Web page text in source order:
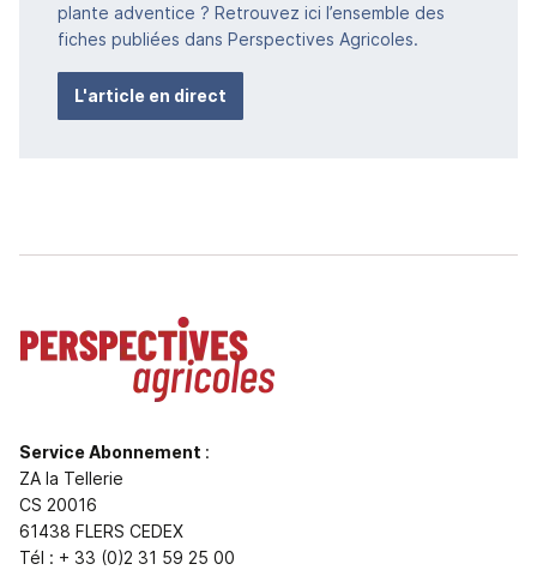
plante adventice ? Retrouvez ici l’ensemble des
fiches publiées dans Perspectives Agricoles.
L'article en direct
Service Abonnement :
ZA la Tellerie
CS 20016
61438 FLERS CEDEX
Tél : + 33 (0)2 31 59 25 00